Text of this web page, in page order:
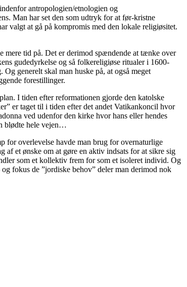
antropologien/etnologien og
Man har set den som udtryk for at før-kristne
valgt at gå på kompromis med den lokale religiøsitet.
mere tid på. Det er derimod spændende at tænke over
gudedyrkelse og så folkereligiøse ritualer i 1600-
generelt skal man huske på, at også meget
forestillinger.
I tiden efter reformationen gjorde den katolske
er taget til i tiden efter det andet Vatikankoncil hvor
ved udenfor den kirke hvor hans eller hendes
blødte hele vejen…
for overlevelse havde man brug for overnaturlige
et ønske om at gøre en aktiv indsats for at sikre sig
som et kollektiv frem for som et isoleret individ. Og
fokus de ”jordiske behov” deler man derimod nok